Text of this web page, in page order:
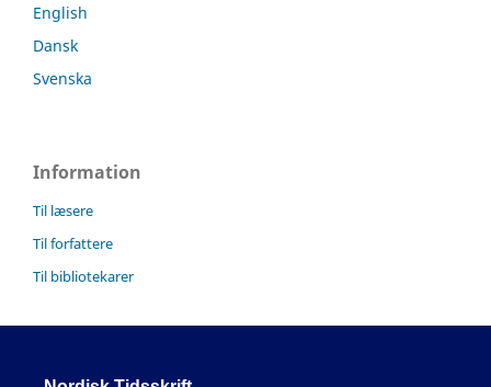
English
Dansk
Svenska
Information
Til læsere
Til forfattere
Til bibliotekarer